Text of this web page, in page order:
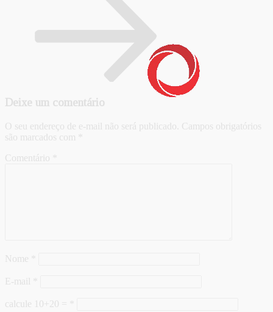
Deixe um comentário
O seu endereço de e-mail não será publicado. Campos obrigatórios
são marcados com
Comentário
Nome
E-mail
calcule 10+20 =